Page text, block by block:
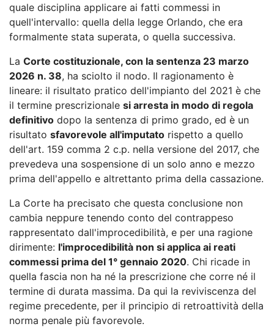
quale disciplina applicare ai fatti commessi in
quell'intervallo: quella della legge Orlando, che era
formalmente stata superata, o quella successiva.
La Corte costituzionale, con la sentenza 23 marzo
2026 n. 38, ha sciolto il nodo. Il ragionamento è
lineare: il risultato pratico dell'impianto del 2021 è che
il termine prescrizionale si arresta in modo di regola
definitivo dopo la sentenza di primo grado, ed è un
risultato sfavorevole all'imputato rispetto a quello
dell'art. 159 comma 2 c.p. nella versione del 2017, che
prevedeva una sospensione di un solo anno e mezzo
prima dell'appello e altrettanto prima della cassazione.
La Corte ha precisato che questa conclusione non
cambia neppure tenendo conto del contrappeso
rappresentato dall'improcedibilità, e per una ragione
dirimente: l'improcedibilità non si applica ai reati
commessi prima del 1° gennaio 2020. Chi ricade in
quella fascia non ha né la prescrizione che corre né il
termine di durata massima. Da qui la reviviscenza del
regime precedente, per il principio di retroattività della
norma penale più favorevole.